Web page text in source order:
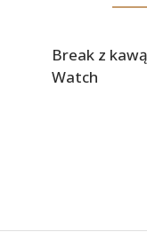
Break z
Watch